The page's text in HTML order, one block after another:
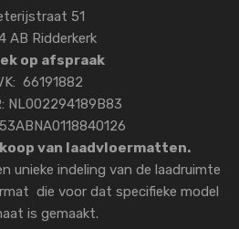
51
AB Ridderkerk
op afspraak
66191882
NL002294189B83
van laadvloermatten.
unieke indeling van de laadruimte
die voor dat specifieke model
is gemaakt.